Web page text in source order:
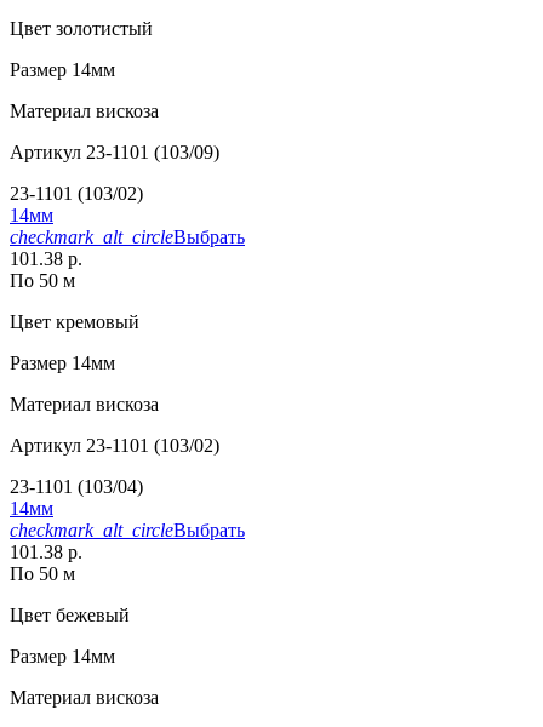
Цвет золотистый
Размер 14мм
Материал вискоза
Артикул 23-1101 (103/09)
23-1101 (103/02)
14мм
checkmark_alt_circleВыбрать
101.38 р.
По 50 м
Цвет кремовый
Размер 14мм
Материал вискоза
Артикул 23-1101 (103/02)
23-1101 (103/04)
14мм
checkmark_alt_circleВыбрать
101.38 р.
По 50 м
Цвет бежевый
Размер 14мм
Материал вискоза